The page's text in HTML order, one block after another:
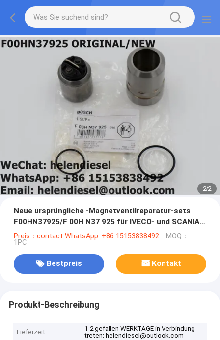
2/2
Neue ursprüngliche -Magnetventilreparatur-sets
F00HN37925/F 00H N37 925 für IVECO- und SCANIA-
Einheit Injektoren
Preis：contact WhatsApp: +86 15153838492 MOQ：
1PC
Bestpreis Kontakt
Produkt-Beschreibung
Lieferzeit
1-2 gefallen WERKTAGE in Verbindung
treten: helendiesel@outlook.com